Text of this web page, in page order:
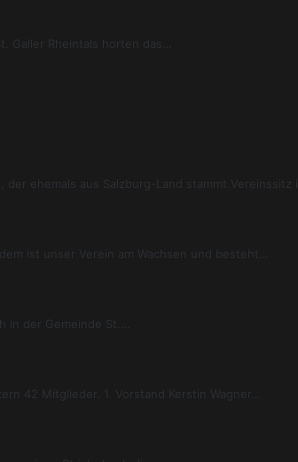
Galler Rheintals horten das…
ehemals aus Salzburg-Land stammt.Vereinssitz
ist unser Verein am Wachsen und besteht…
in der Gemeinde St.…
42 Mitglieder. 1. Vorstand Kerstin Wagner…